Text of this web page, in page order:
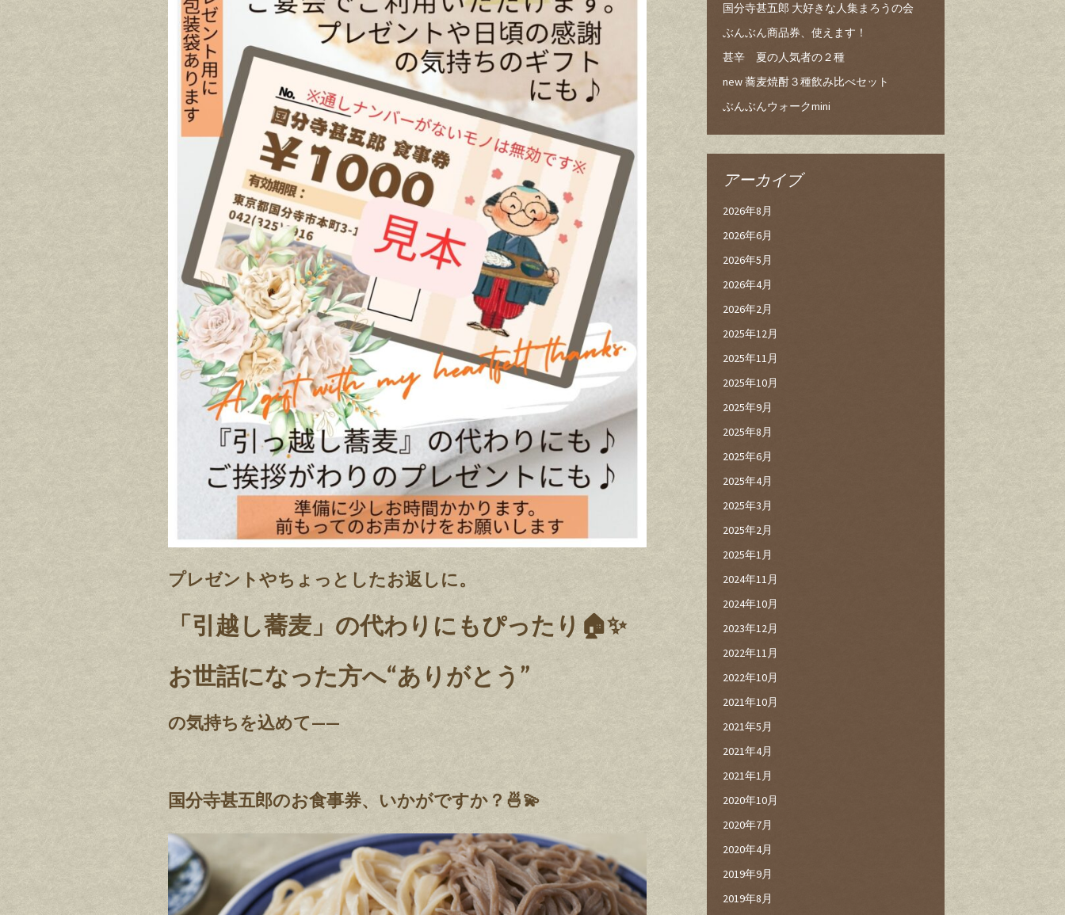
プレゼントやちょっとしたお返しに。
「引越し蕎麦」の代わりにもぴったり🏠✨
お世話になった方へ“ありがとう”
の気持ちを込めて——
国分寺甚五郎のお食事券、いかがですか？🍜💫
国分寺甚五郎 大好きな人集まろうの会
ぶんぶん商品券、使えます！
甚辛 夏の人気者の２種
new 蕎麦焼酎３種飲み比べセット
ぶんぶんウォークmini
アーカイブ
2026年8月
2026年6月
2026年5月
2026年4月
2026年2月
2025年12月
2025年11月
2025年10月
2025年9月
2025年8月
2025年6月
2025年4月
2025年3月
2025年2月
2025年1月
2024年11月
2024年10月
2023年12月
2022年11月
2022年10月
2021年10月
2021年5月
2021年4月
2021年1月
2020年10月
2020年7月
2020年4月
2019年9月
2019年8月